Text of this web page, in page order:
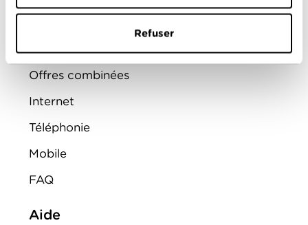
Refuser
Montre d'alarme
Offres combinées
Internet
Téléphonie
Mobile
FAQ
Aide